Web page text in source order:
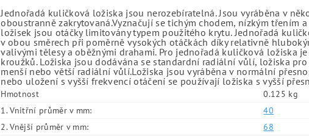
Jednořadá kuličková ložiska jsou nerozebíratelná. Jsou vyráběna v
oboustranně zakrytovaná.Vyznačují se tichým chodem, nízkým třením
ložisek jsou otáčky limitovány typem použitého krytu. Jednořadá
v obou směrech při poměrně vysokých otáčkách díky relativně
valivými tělesy a oběžnými drahami. Pro jednořadá kuličková ložiska
kroužků. Ložiska jsou dodávána se standardní radiální vůlí, ložiska
menší nebo větší radiální vůlí.Ložiska jsou vyráběna v normální
nebo uložení s vyšší frekvencí otáčení se používají ložiska s vyšší
Hmotnost
0.125 kg
1. Vnitřní průměr v mm:
40
2. Vnější průměr v mm:
68